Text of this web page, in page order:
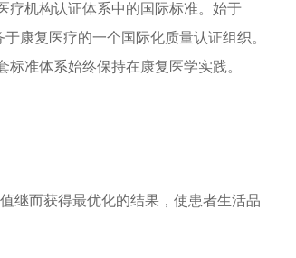
疗机构认证体系中的国际标准。始于
康复医疗的一个国际化质量认证组织。
准体系始终保持在康复医学实践。
继而获得最优化的结果，使患者生活品